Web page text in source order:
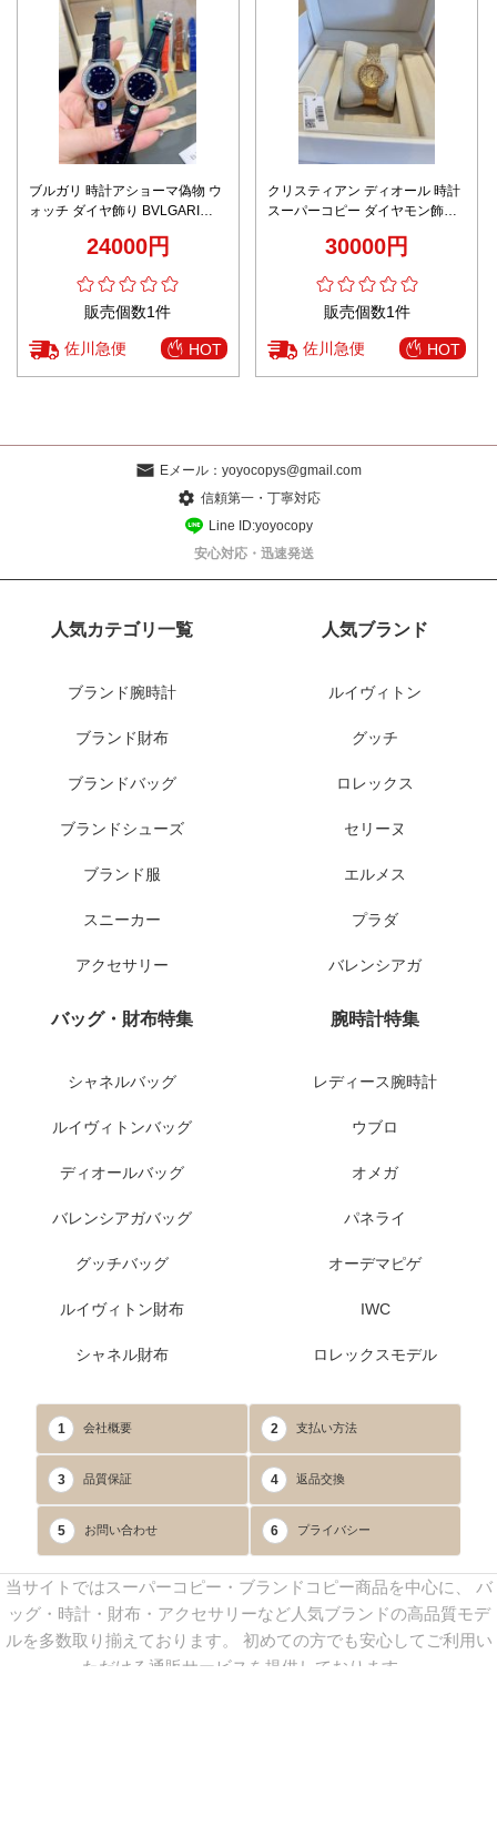
ブルガリ 時計アショーマ偽物 ウ
ォッチ ダイヤ飾り BVLGARI
24000円
販売個数1件
佐川急便 HOT
クリスティアン ディオール 時計
スーパーコピー ダイヤモン飾り
30000円
販売個数1件
佐川急便 HOT
Eメール： yoyocopys@gmail.com
信頼第一・丁寧対応
Line ID:yoyocopy
安心対応・迅速発送
人気カテゴリ一覧
ブランド腕時計
ブランド財布
ブランドバッグ
ブランドシューズ
ブランド服
スニーカー
アクセサリー
人気ブランド
ルイヴィトン
グッチ
ロレックス
セリーヌ
エルメス
プラダ
バレンシアガ
バッグ・財布特集
シャネルバッグ
ルイヴィトンバッグ
ディオールバッグ
バレンシアガバッグ
グッチバッグ
ルイヴィトン財布
シャネル財布
腕時計特集
レディース腕時計
ウブロ
オメガ
パネライ
オーデマピゲ
IWC
ロレックスモデル
1 会社概要 2 支払い方法
3 品質保証 4 返品交換
5 お問い合わせ 6 プライバシー
当サイトではスーパーコピー・ブランドコピー商品を中心に、 バ
ッグ・時計・財布・アクセサリーなど人気ブランドの高品質モデ
ルを多数取り揃えております。 初めての方でも安心してご利用い
ただける通販サービスを提供しております。